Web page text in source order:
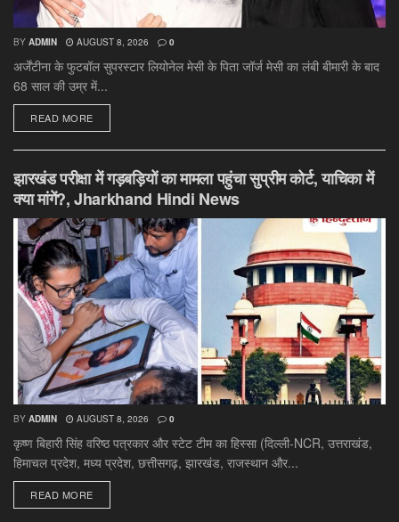
BY ADMIN AUGUST 8, 2026 0
अर्जेंटीना के फुटबॉल सुपरस्टार लियोनेल मेसी के पिता जॉर्ज मेसी का लंबी बीमारी के बाद
68 साल की उम्र में...
READ MOREDETAILS
झारखंड परीक्षा में गड़बड़ियों का मामला पहुंचा सुप्रीम कोर्ट, याचिका में
क्या मांगें?, Jharkhand Hindi News
BY ADMIN AUGUST 8, 2026 0
कृष्ण बिहारी सिंह वरिष्ठ पत्रकार और स्टेट टीम का हिस्सा (दिल्ली-NCR, उत्तराखंड,
हिमाचल प्रदेश, मध्य प्रदेश, छत्तीसगढ़, झारखंड, राजस्थान और...
READ MOREDETAILS